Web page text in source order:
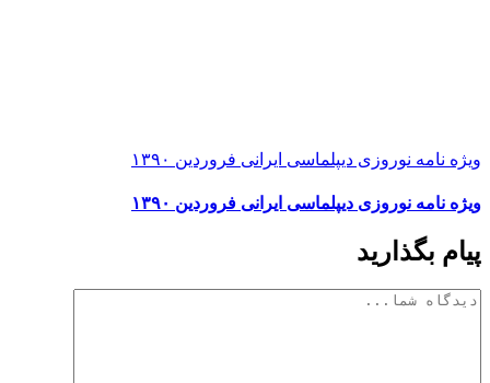
ویژه نامه نوروزی دیپلماسی ایرانی فروردین ۱۳۹۰
ویژه نامه نوروزی دیپلماسی ایرانی فروردین ۱۳۹۰
پیام بگذارید
دیدگاه